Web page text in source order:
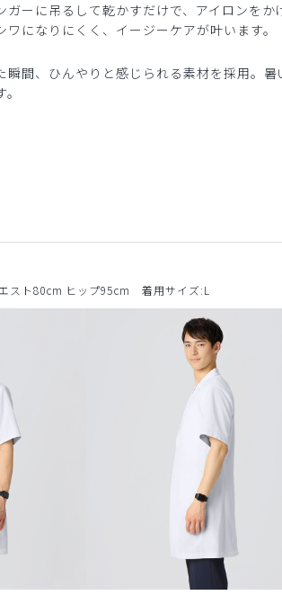
ガーに吊るして乾かすだけで、アイロンをか
ワになりにくく、イージーケアが叶います。
瞬間、ひんやりと感じられる素材を採用。
スト80cm ヒップ95cm 着用サイズ:L